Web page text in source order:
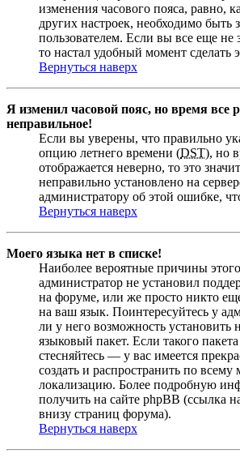
изменения часового пояса, равно,
других настроек, необходимо быть
пользователем. Если вы все еще не
то настал удобный момент сделать
Вернуться наверх
Я изменил часовой пояс, но время все
неправильное!
Если вы уверены, что правильно
опцию летнего времени (DST), но
отображается неверно, то это
неправильно установлено на
администратору об этой ошибке,
Вернуться наверх
Моего языка нет в списке!
Наиболее вероятные причины
администратор не установил
на форуме, или же просто никто
на ваш язык. Поинтересуйтесь у
ли у него возможность
языковый пакет. Если такого
стесняйтесь — у вас имеется
создать и распространить по
локализацию. Более подробную
получить на сайте phpBB (ссылка
внизу страниц форума).
Вернуться наверх